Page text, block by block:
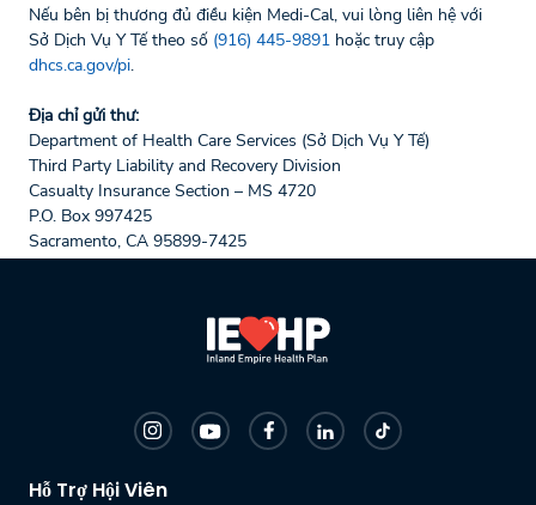
Nếu bên bị thương đủ điều kiện Medi-Cal, vui lòng liên hệ với
Sở Dịch Vụ Y Tế theo số (916) 445-9891 hoặc truy cập
dhcs.ca.gov/pi.
Địa chỉ gửi thư:
Department of Health Care Services (Sở Dịch Vụ Y Tế)
Third Party Liability and Recovery Division
Casualty Insurance Section – MS 4720
P.O. Box 997425
Sacramento, CA 95899-7425
Hỗ Trợ Hội Viên